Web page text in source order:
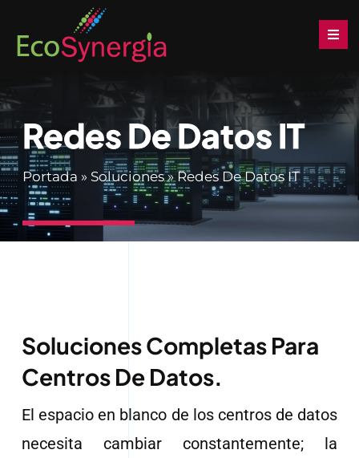
contenido
Soluciones
Productos
Servicios
Contáctenos
Redes De Datos IT
Portada » Soluciones»Redes De Datos IT
Soluciones Completas Para
Centros De Datos.
El espacio en blanco de los centros de datos
necesita cambiar constantemente; la